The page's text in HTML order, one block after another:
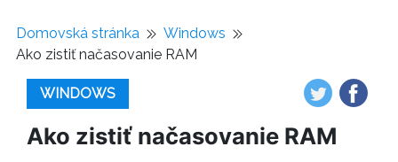
Domovská stránka
Windows
Ako zistiť načasovanie RAM
WINDOWS
Ako zistiť načasovanie RAM